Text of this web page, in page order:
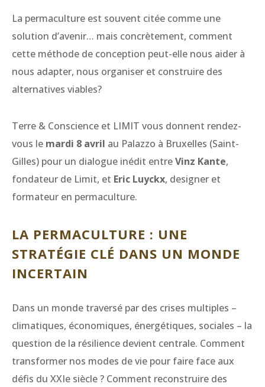
La permaculture est souvent citée comme une
solution d’avenir… mais concrètement, comment
cette méthode de conception peut-elle nous aider à
nous adapter, nous organiser et construire des
alternatives viables?
Terre & Conscience et LIMIT vous donnent rendez-
vous le mardi 8 avril au Palazzo à Bruxelles (Saint-
Gilles) pour un dialogue inédit entreVinz Kante,
fondateur de Limit, et Eric Luyckx, designer et
formateur en permaculture.
LA PERMACULTURE : UNE
STRATÉGIE CLÉ DANS UN MONDE
INCERTAIN
Dans un monde traversé par des crises multiples –
climatiques, économiques, énergétiques, sociales – la
question de la résilience devient centrale. Comment
transformer nos modes de vie pour faire face aux
défis du XXIe siècle ? Comment reconstruire des